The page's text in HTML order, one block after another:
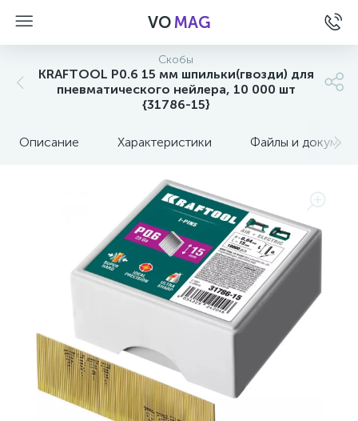
VOMAG
Скобы
KRAFTOOL P0.6 15 мм шпильки(гвозди) для
пневматического нейлера, 10 000 шт
{31786-15}
Описание Характеристики Файлы и